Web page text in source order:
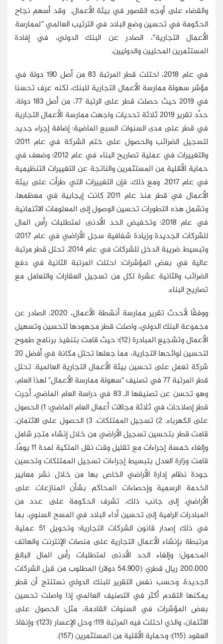
والقضاء على أوجه القصور في بيئة الأعمال. وقد أسهم نجاح
الحكومة في تحسين وضع البلاد في الترتيب العالمي "لممارسة
الأعمال التجارية"، الصادر عن البنك الدولي، في إفادة
المستثمرين المحليين والدوليين.
في عام 2018، احتلت قطر المرتبة 83 من أصل 190 دولة في
مؤشر سهولة ممارسة الأعمال التجارية للبنك، لكنه عرف تحسنا
في 2019 حيث حصلت قطر على الرتبة 77، من أصل 183 دولة.
حدَّد تقرير 2019 ثلاثة تحديات واجهت ممارسة الأعمال التجارية
في قطر على مدى السنوات السبع الماضية: إضافة إجراء جديد
لتسجيل الضرائب والحصول على ختم الشركة في عام 2011؛
والتغييرات في عملية تصاريح البناء في عام 2012؛ وضعف في
حماية الأقلية من المستثمرين والناتجة عن التغييرات التنظيمية
في عام 2017. ومع ذلك، فإن التغييرات التي طرأت على بيئة
الأعمال في قطر منذ عام 2011 كانت إيجابية في معظمها.
وتشمل هذه التطورات تحسين الوصول إلى المعلومات الائتمانية
في عام 2018؛ وتخفيض الحد الأدنى لمتطلبات رأس المال
للشركات الجديدة وزيادة شفافية سجل الأراضي في عام 2017؛
وتبسيط ضريبة الدخل للشركات في عام 2014. تحتل قطر مرتبة
عالية في بعض المؤشرات: احتلت المرتبة الثانية في دفع
الضرائب والثانية عشرة لكل من تسجيل العقارات والتعامل مع
تصاريح البناء.
ووفقًا لأحدث تقرير ممارسة أنشطة الأعمال، 2020، الصادر عن
مجموعة البنك الدولي، واصلت قطر مجهودها لتحسين وتسهيل
الأعمال وتشجيع المبادرة (12)؛ حيث قامت بتنفيذ برنامج طموح
لتحسين لوائحها التجارية، مما جعلها تحتل مكانة في أفضل 20
شركة تعمل على تحسين بيئة الأعمال التجارية العالمية. تحتل
قطر المرتبة 77 في تصنيف "سهولة ممارسة الأعمال" لهذا العام،
وهو تحسن عن تصنيفها الـ 83 في دراسة العام الماضي. أجرت
قطر إصلاحات في ثلاثة مجالات أعمال العام الماضي: 1) الحصول
على الكهرباء. 2) تسجيل الممتلكات. 3) الحصول على الائتمان.
قامت قطر بتحسين تسجيل الأراضي من خلال إنشاء متجر شامل
وإلغاء خمسة إجراءات مع تقليل وقت نقل الملكية لمدة 11 يومًا.
قامت وزارة العدل بتبسيط إجراءات تسجيل الممتلكات وتحسين
جودة نظام إدارة الأراضي الخاص بها من خلال نشر معايير
الخدمة الرسمية وإحصاءات المحاكم بشأن المنازعات على
الأراضي. إلى جانب ذلك، تشرف الحكومة على عدد من
المبادرات الرامية إلى تحسين أداء البلاد في المسح السنوي، بما
في ذلك إصدار قانون الشركات التجارية؛ وتحويل 51 عملية
مرتبطة بإنشاء الأعمال التجارية على منصات الإنترنت والهاتف
المحمول؛ وإلغاء الحد الأدنى لمتطلبات رأس المال البالغ
200.000 ريال قطري (54.900 دولار) المطلوب من قبل الشركات
الجديدة. وحسب نفس التقرير للبنك الدولي نستنتج أن قطر
يمكنها التقدم أكثر في التصنيف العالمي إذا واصلت تحسين
بعض المؤشرات في السنوات القادمة، مثل: الحصول على
الائتمان، والذي احتلت فيه المرتبة 119؛ وحل الإعسار (123)؛ وإنفاذ
العقود (115)؛ وحماية الأقلية من المستثمرين (157).